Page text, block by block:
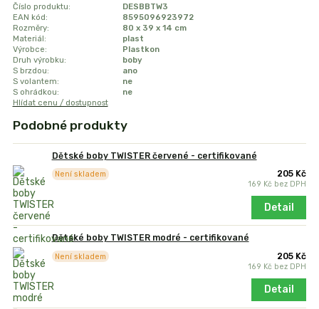
Číslo produktu:
DESBBTW3
EAN kód:
8595096923972
Rozměry:
80 x 39 x 14 cm
Materiál:
plast
Výrobce:
Plastkon
Druh výrobku:
boby
S brzdou:
ano
S volantem:
ne
S ohrádkou:
ne
Hlídat cenu / dostupnost
Podobné produkty
Dětské boby TWISTER červené - certifikované
205 Kč
169 Kč bez DPH
Není skladem
Detail
Dětské boby TWISTER modré - certifikované
205 Kč
169 Kč bez DPH
Není skladem
Detail